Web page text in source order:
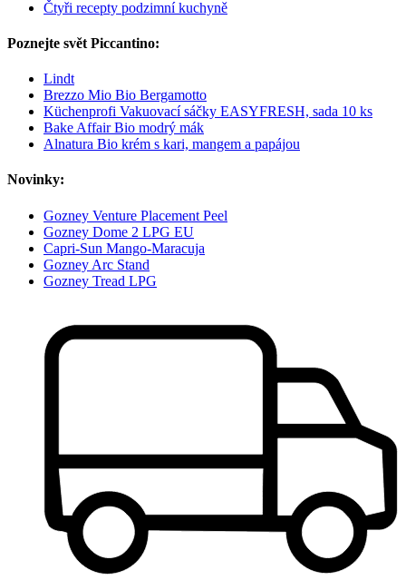
Čtyři recepty podzimní kuchyně
Poznejte svět Piccantino:
Lindt
Brezzo Mio Bio Bergamotto
Küchenprofi Vakuovací sáčky EASYFRESH, sada 10 ks
Bake Affair Bio modrý mák
Alnatura Bio krém s kari, mangem a papájou
Novinky:
Gozney Venture Placement Peel
Gozney Dome 2 LPG EU
Capri-Sun Mango-Maracuja
Gozney Arc Stand
Gozney Tread LPG